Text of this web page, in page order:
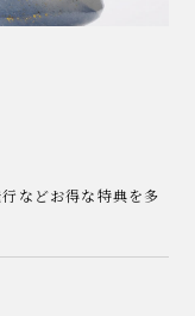
などお得な特典を多